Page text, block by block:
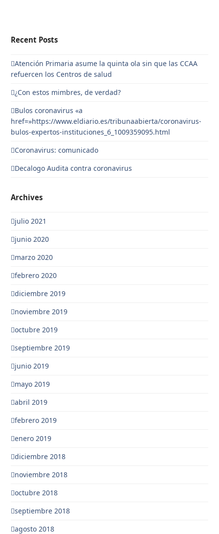
Recent Posts
Atención Primaria asume la quinta ola sin que las CCAA
refuercen los Centros de salud
¿Con estos mimbres, de verdad?
Bulos coronavirus «a
href=»https://www.eldiario.es/tribunaabierta/coronavirus-
bulos-expertos-instituciones_6_1009359095.html
Coronavirus: comunicado
Decalogo Audita contra coronavirus
Archives
julio 2021
junio 2020
marzo 2020
febrero 2020
diciembre 2019
noviembre 2019
octubre 2019
septiembre 2019
junio 2019
mayo 2019
abril 2019
febrero 2019
enero 2019
diciembre 2018
noviembre 2018
octubre 2018
septiembre 2018
agosto 2018